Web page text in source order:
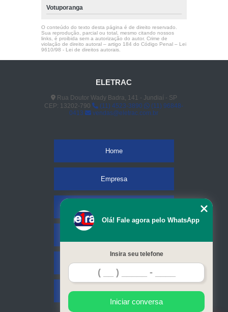
Votuporanga
O conteúdo do texto desta página é de direito reservado.
Sua reprodução, parcial ou total, mesmo citando nossos
links, é proibida sem a autorização do autor. Crime de
violação de direito autoral – artigo 184 do Código Penal – Lei
9610/98 - Lei de direitos autorais.
ELETRAC
Rua Doutor Wady Badra, 141 - Jundiaí - SP
CEP: 13202-790
(11) 4523-3890
(11) 96848-
0413
vendas@eletrac.com.br
Home
Empresa
Contato
Mapa do site
Olá! Fale agora pelo WhatsApp
Insira seu telefone
Iniciar conversa